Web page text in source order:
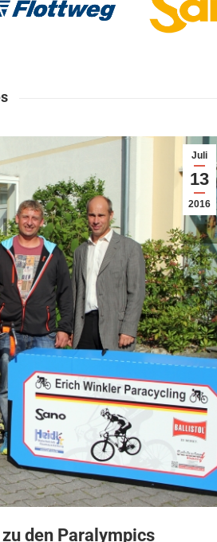
Juli
13
2016
den Paralympics